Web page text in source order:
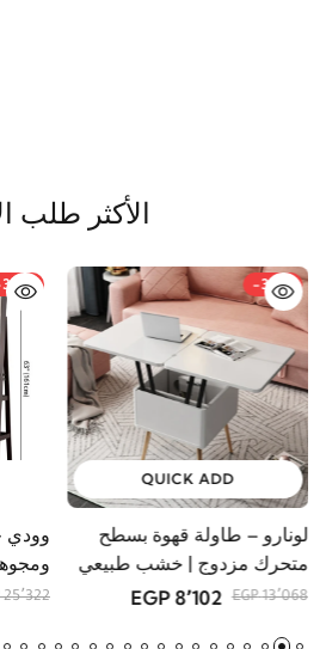
الأكثر طلب
-38%
QUICK ADD
لونارو – طاولة قهوة بسطح
متحرك مزدوج | خشب طبيعي
13٬068 EGP 8٬102 EGP
-36%
وودي
25٬322 EGP